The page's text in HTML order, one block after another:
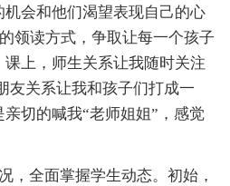
会和他们渴望表现自己的心
领读方式，争取让每一个孩子
上，师生关系让我随时关注
友关系让我和孩子们打成一
切的喊我“老师姐姐”，感觉
，全面掌握学生动态。初始，